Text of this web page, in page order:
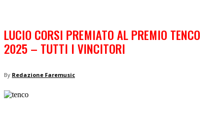
LUCIO CORSI PREMIATO AL PREMIO TENCO
2025 – TUTTI I VINCITORI
By Redazione Faremusic